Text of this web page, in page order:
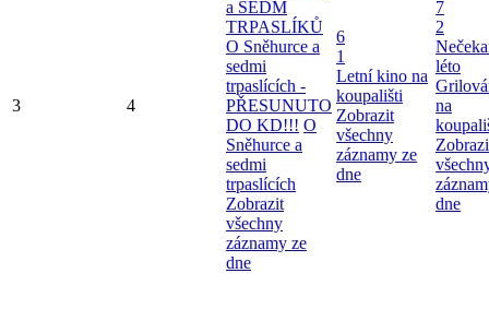
3 4
a SEDM
TRPASLÍKŮ
O Sněhurce a
sedmi
trpaslících -
PŘESUNUTO
DO KD!!! O
Sněhurce a
sedmi
trpaslících
Zobrazit
všechny
záznamy ze
dne
6
1
Letní kino na
koupališti
Zobrazit
všechny
záznamy ze
dne
7
2
léto
na
dne